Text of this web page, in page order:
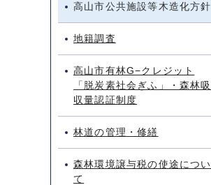
高山市公共施設等木造化方針
地籍調査
高山市有林G−クレジット
「脱炭素社会ぎふ」・森林吸
収量認証制度
林道の管理・修繕
森林環境譲与税の使途につい
て